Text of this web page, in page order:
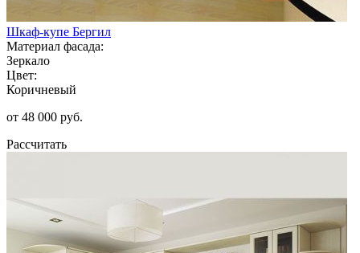
Шкаф-купе Бергил
Материал фасада:
Зеркало
Цвет:
Коричневый
от 48 000 руб.
Рассчитать